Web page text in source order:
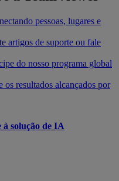
pessoas, lugares e
artigos de suporte ou fale
do nosso programa global
os resultados alcançados por
à solução de IA